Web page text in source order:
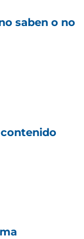
saben o no